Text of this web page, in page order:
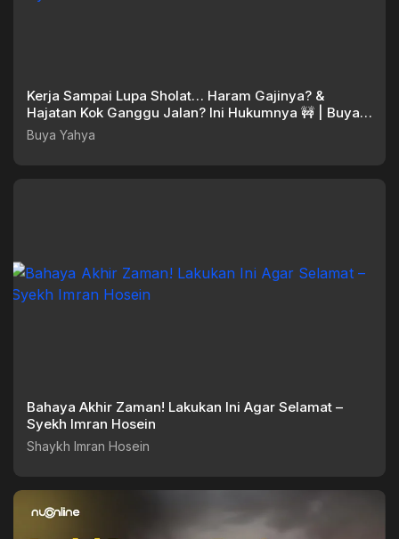
Kerja Sampai Lupa Sholat… Haram Gajinya? &
Hajatan Kok Ganggu Jalan? Ini Hukumnya 🚧 | Buya
Yahya
Buya Yahya
Bahaya Akhir Zaman! Lakukan Ini Agar Selamat –
Syekh Imran Hosein
Shaykh Imran Hosein